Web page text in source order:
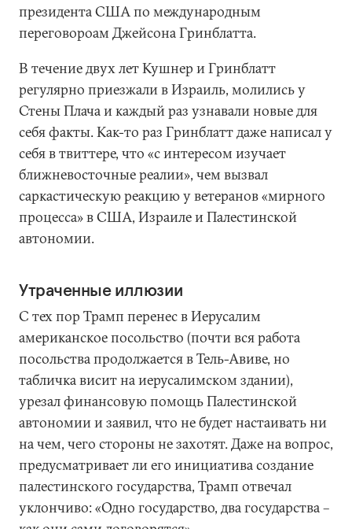
президента США по международным
переговороам Джейсона Гринблатта.
В течение двух лет Кушнер и Гринблатт
регулярно приезжали в Израиль, молились у
Стены Плача и каждый раз узнавали новые для
себя факты. Как-то раз Гринблатт даже написал у
себя в твиттере, что «с интересом изучает
ближневосточные реалии», чем вызвал
саркастическую реакцию у ветеранов «мирного
процесса» в США, Израиле и Палестинской
автономии.
Утраченные иллюзии
С тех пор Трамп перенес в Иерусалим
американское посольство (почти вся работа
посольства продолжается в Тель-Авиве, но
табличка висит на иерусалимском здании),
урезал финансовую помощь Палестинской
автономии и заявил, что не будет настаивать ни
на чем, чего стороны не захотят. Даже на вопрос,
предусматривает ли его инициатива создание
палестинского государства, Трамп отвечал
уклончиво: «Одно государство, два государства –